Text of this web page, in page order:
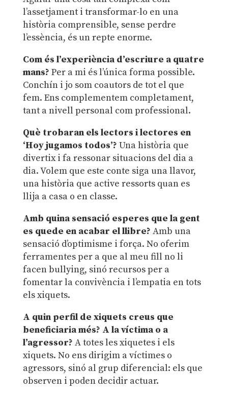
l’assetjament i transformar-lo en una
història comprensible, sense perdre
l’essència, és un repte enorme.
Com és l’experiència d’escriure a quatre
mans? Per a mi és l’única forma possible.
Conchín i jo som coautors de tot el que
fem. Ens complementem completament,
tant a nivell personal com professional.
Què trobaran els lectors i lectores en
‘Hoy jugamos todos’? Una història que
divertix i fa ressonar situacions del dia a
dia. Volem que este conte siga una llavor,
una història que active ressorts quan es
llija a casa o en classe.
Amb quina sensació esperes que la gent
es quede en acabar el llibre? Amb una
sensació d’optimisme i força. No oferim
ferramentes per a que al meu fill no li
facen bullying, sinó recursos per a
fomentar la convivència i l’empatia en tots
els xiquets.
A quin perfil de xiquets creus que
beneficiaria més? A la víctima o a
l’agressor? A totes les xiquetes i els
xiquets. No ens dirigim a víctimes o
agressors, sinó al grup diferencial: els que
observen i poden decidir actuar.